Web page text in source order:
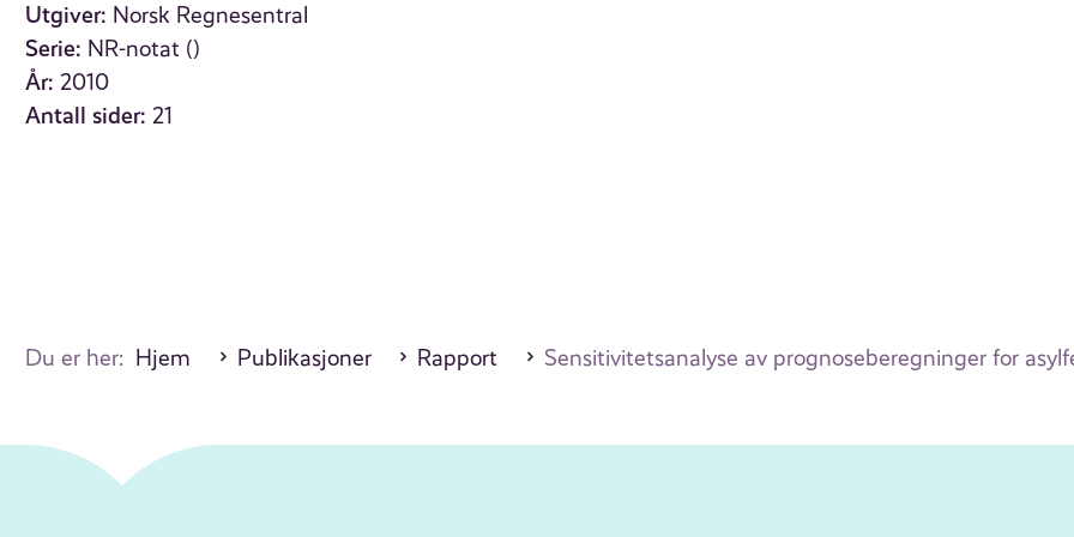
Utgiver: Norsk Regnesentral
Serie: NR-notat ()
År: 2010
Antall sider: 21
Du er her: Hjem Publikasjoner Rapport Sensitivitetsanalyse av prognoseberegninger for